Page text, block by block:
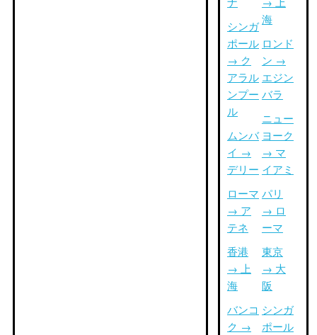
シンガ
ポール
→ ク
アラル
ンプー
ル
ムンバ
イ →
デリー
ローマ
→ ア
テネ
香港
→ 上
海
バンコ
ク →
海
ロンド
ン →
エジン
バラ
ニュー
ヨーク
→ マ
イアミ
パリ
→ ロ
ーマ
東京
→ 大
阪
シンガ
ポール